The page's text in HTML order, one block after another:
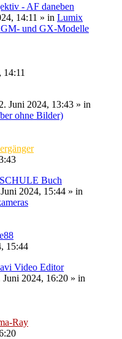
- AF daneben
14:11 » in Lumix
GM- und GX-Modelle
Juni 2024, 13:43 » in
ohne Bilder)
Buch
2024, 15:44 » in
15:44
Video Editor
Juni 2024, 16:20 » in
Ray